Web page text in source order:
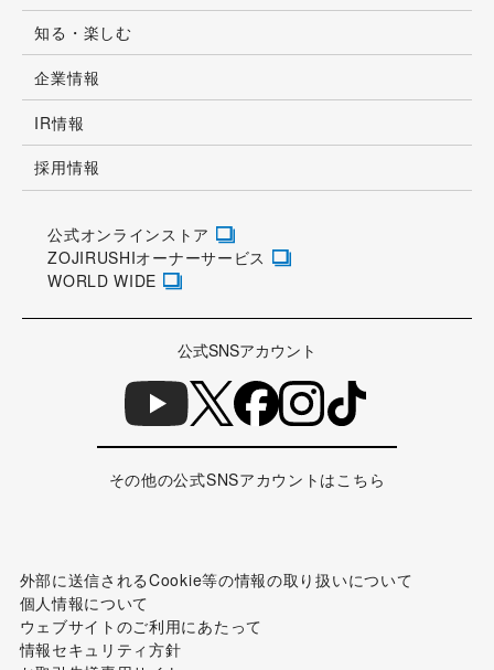
知る・楽しむ
企業情報
IR情報
採用情報
公式オンラインストア
ZOJIRUSHIオーナーサービス
WORLD WIDE
公式SNSアカウント
その他の公式SNSアカウントはこちら
外部に送信されるCookie等の情報の取り扱いについて
個人情報について
ウェブサイトのご利用にあたって
情報セキュリティ方針